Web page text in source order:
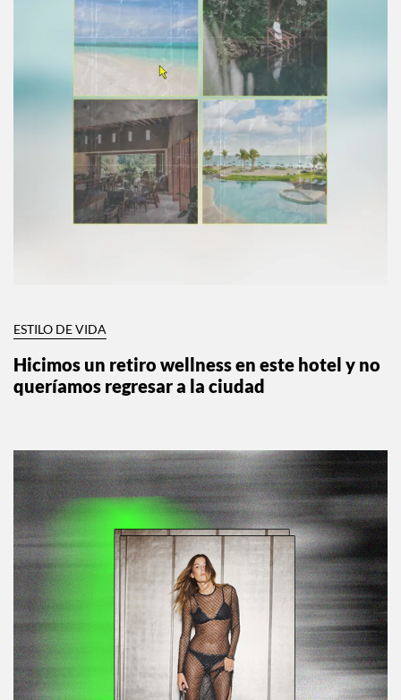
ESTILO DE VIDA
Hicimos un retiro wellness en este hotel y no
queríamos regresar a la ciudad